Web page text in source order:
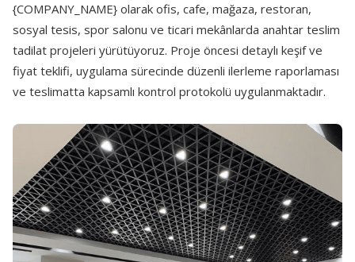
{COMPANY_NAME} olarak ofis, cafe, mağaza, restoran,
sosyal tesis, spor salonu ve ticari mekânlarda anahtar teslim
tadilat projeleri yürütüyoruz. Proje öncesi detaylı keşif ve
fiyat teklifi, uygulama sürecinde düzenli ilerleme raporlaması
ve teslimatta kapsamlı kontrol protokolü uygulanmaktadır.